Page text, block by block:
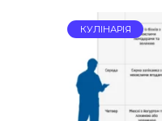
КУЛІНАРІЯ